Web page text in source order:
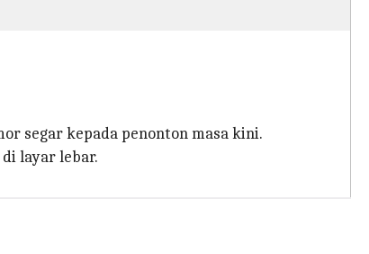
segar kepada penonton masa kini.
layar lebar.